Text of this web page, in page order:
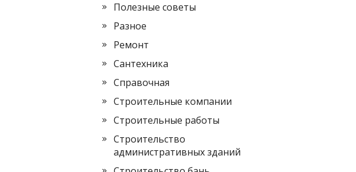
Полезные советы
Разное
Ремонт
Сантехника
Справочная
Строительные компании
Строительные работы
Строительство
административных зданий